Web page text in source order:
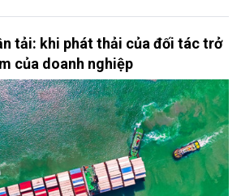
tải: khi phát thải của đối tác trở
của doanh nghiệp